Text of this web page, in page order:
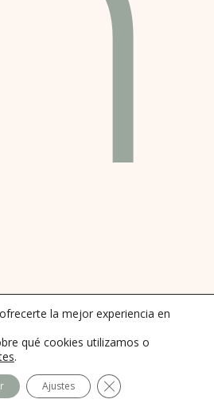
la mejor experiencia en
qué cookies utilizamos o
.
Ajustes Cerrar el banner de